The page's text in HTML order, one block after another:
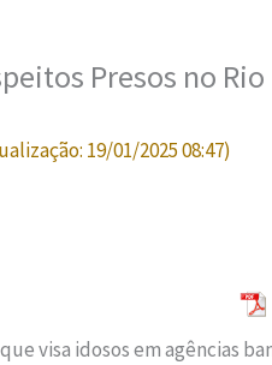
Presos no Rio
19/01/2025 08:47)
visa idosos em agências